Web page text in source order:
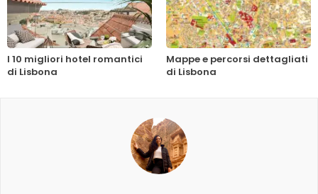
I 10 migliori hotel romantici
di Lisbona
Mappe e percorsi dettagliati
di Lisbona